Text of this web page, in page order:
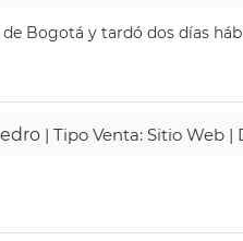
Bogotá y tardó dos días
| Tipo Venta: Sitio Web